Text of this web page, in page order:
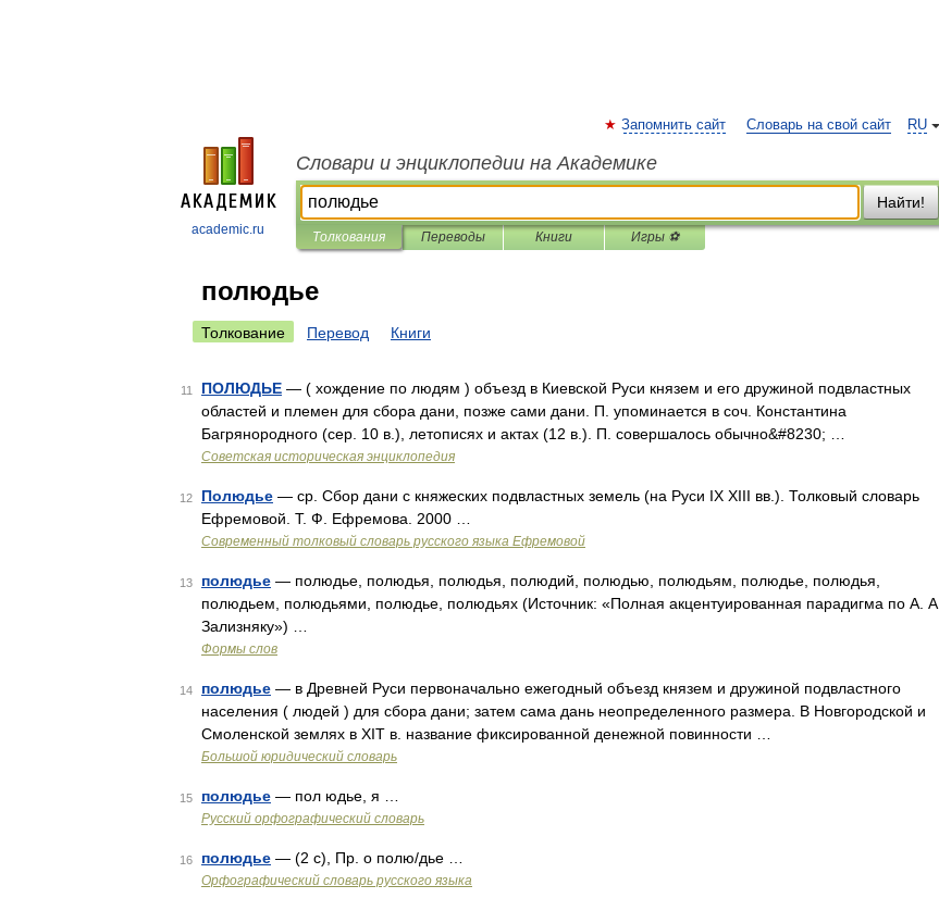
academic.ru
RU
Запомнить сайт Словарь на свой сайт
Словари и энциклопедии на Академике
Найти!
Толкования Переводы Книги Игры ⚽
полюдье
Толкование Перевод Книги
11 ПОЛЮДЬЕ — ( хождение по людям ) объезд в Киевской Руси князем и его дружиной подвластных
областей и племен для сбора дани, позже сами дани. П. упоминается в соч. Константина
Багрянородного (сер. 10 в.), летописях и актах (12 в.). П. совершалось обычно&#8230; …
Советская историческая энциклопедия
12 Полюдье — ср. Сбор дани с княжеских подвластных земель (на Руси IX XIII вв.). Толковый словарь
Ефремовой. Т. Ф. Ефремова. 2000 …
Современный толковый словарь русского языка Ефремовой
13 полюдье — полюдье, полюдья, полюдья, полюдий, полюдью, полюдьям, полюдье, полюдья,
полюдьем, полюдьями, полюдье, полюдьях (Источник: «Полная акцентуированная парадигма по А. А.
Зализняку») …
Формы слов
14 полюдье — в Древней Руси первоначально ежегодный объезд князем и дружиной подвластного
населения ( людей ) для сбора дани; затем сама дань неопределенного размера. В Новгородской и
Смоленской землях в XIT в. название фиксированной денежной повинности …
Большой юридический словарь
15 полюдье — пол юдье, я …
Русский орфографический словарь
16 полюдье — (2 с), Пр. о полю/дье …
Орфографический словарь русского языка